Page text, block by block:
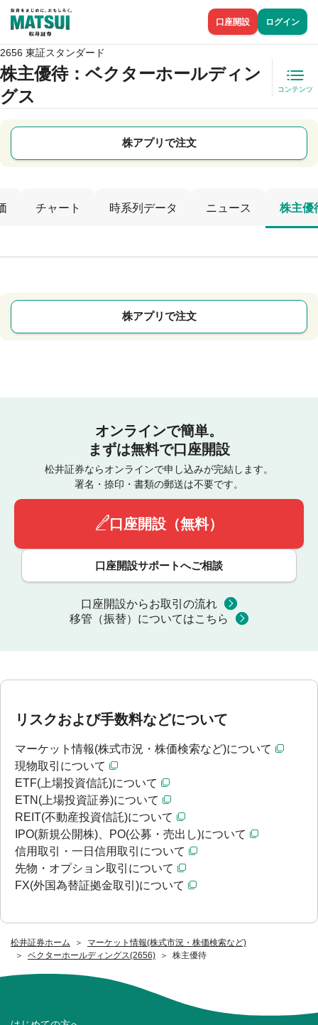
口座開設 ログイン
松井証券ホーム
マーケット情報(株式市況・株価検索など)
ベクターホールディングス(2656)
株主優待
2656 東証スタンダード
株主優待：ベクターホールディン
グス
コンテンツ
株アプリで注文
チャート 時系列データ ニュース 株主優
株アプリで注文
オンラインで簡単。
まずは無料で口座開設
松井証券ならオンラインで申し込みが完結します。
署名・捺印・書類の郵送は不要です。
口座開設（無料）
口座開設サポートへご相談
口座開設からお取引の流れ
移管（振替）についてはこちら
リスクおよび手数料などについて
マーケット情報(株式市況・株価検索など)について
現物取引について
ETF(上場投資信託)について
ETN(上場投資証券)について
REIT(不動産投資信託)について
IPO(新規公開株)、PO(公募・売出し)について
信用取引・一日信用取引について
先物・オプション取引について
FX(外国為替証拠金取引)について